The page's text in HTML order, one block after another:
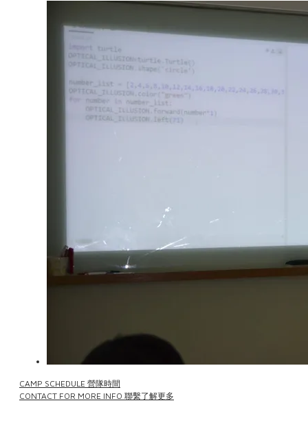
CAMP SCHEDULE 營隊時間
CONTACT FOR MORE INFO 聯繫了解更多